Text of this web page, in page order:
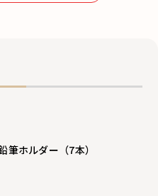
筆ホルダー（7本）